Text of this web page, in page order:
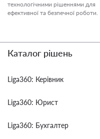
технологічними рішеннями для
ефективної та безпечної роботи.
Каталог рішень
Liga360: Керівник
Liga360: Юрист
Liga360: Бухгалтер